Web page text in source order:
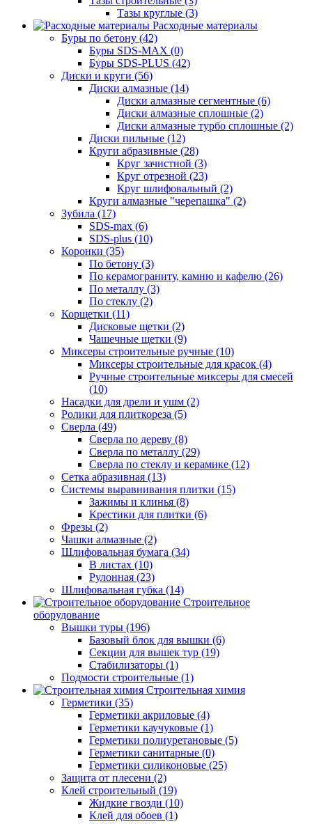
Тазы круглые (3)
Расходные материалы
Буры по бетону (42)
Буры SDS-MAX (0)
Буры SDS-PLUS (42)
Диски и круги (56)
Диски алмазные (14)
Диски алмазные сегментные (6)
Диски алмазные сплошные (2)
Диски алмазные турбо сплошные (2)
Диски пильные (12)
Круги абразивные (28)
Круг зачистной (3)
Круг отрезной (23)
Круг шлифовальный (2)
Круги алмазные "черепашка" (2)
Зубила (17)
SDS-max (6)
SDS-plus (10)
Коронки (35)
По бетону (3)
По керамограниту, камню и кафелю (26)
По металлу (3)
По стеклу (2)
Корщетки (11)
Дисковые щетки (2)
Чашечные щетки (9)
Миксеры строительные ручные (10)
Миксеры строительные для красок (4)
Ручные строительные миксеры для смесей
(10)
Насадки для дрели и ушм (2)
Ролики для плиткореза (5)
Сверла (49)
Сверла по дереву (8)
Сверла по металлу (29)
Сверла по стеклу и керамике (12)
Сетка абразивная (13)
Системы выравнивания плитки (15)
Зажимы и клинья (8)
Крестики для плитки (6)
Фрезы (2)
Чашки алмазные (2)
Шлифовальная бумага (34)
В листах (10)
Рулонная (23)
Шлифовальная губка (14)
Строительное
оборудование
Вышки туры (196)
Базовый блок для вышки (6)
Секции для вышек тур (19)
Стабилизаторы (1)
Подмости строительные (1)
Строительная химия
Герметики (35)
Герметики акриловые (4)
Герметики каучуковые (1)
Герметики полиуретановые (5)
Герметики санитарные (0)
Герметики силиконовые (25)
Защита от плесени (2)
Клей строительный (19)
Жидкие гвозди (10)
Клей для обоев (1)